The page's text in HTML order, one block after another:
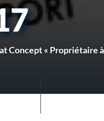
Concept « Propriétaire